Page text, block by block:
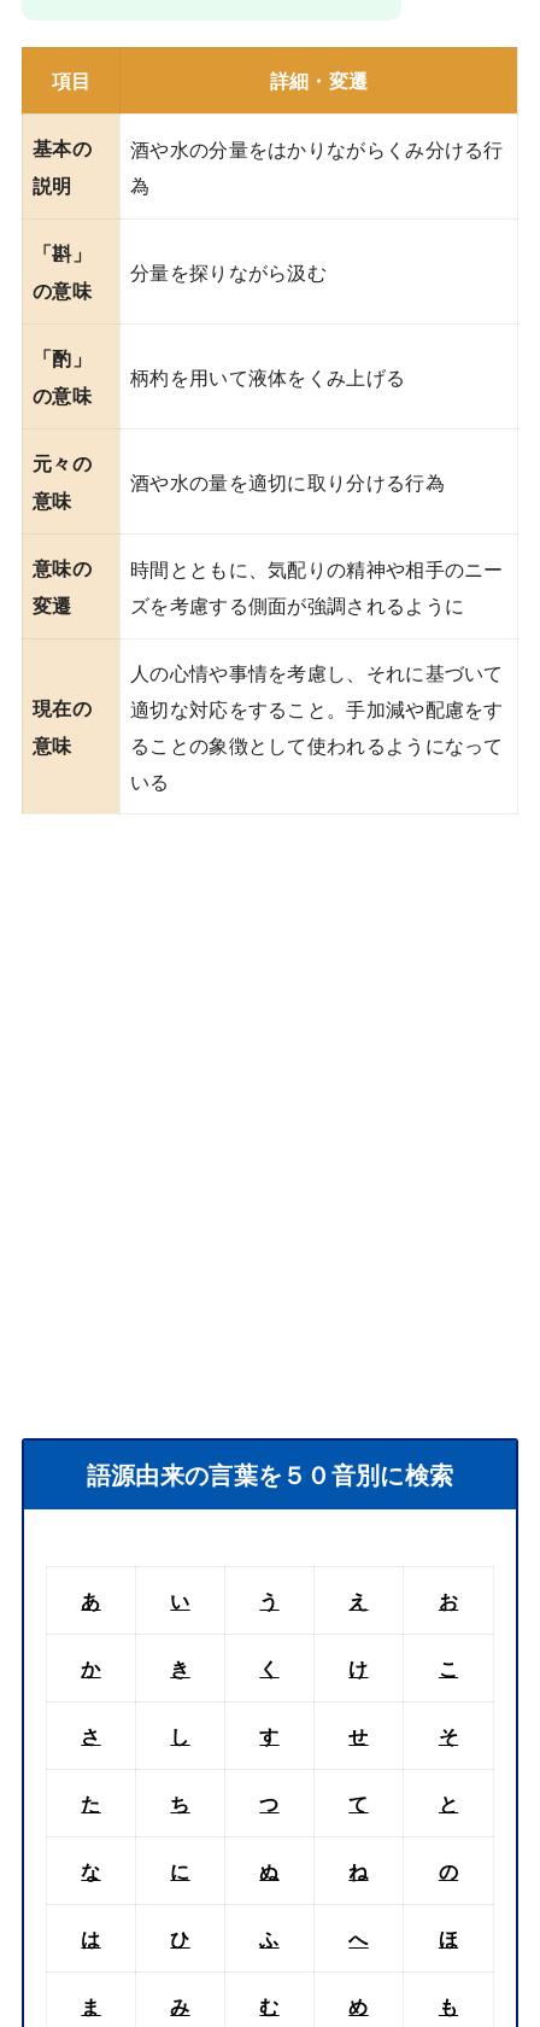
項目 詳細・変遷
基本の
説明
酒や水の分量をはかりながらくみ分ける行
為
「斟」
の意味
分量を探りながら汲む
「酌」
の意味
柄杓を用いて液体をくみ上げる
元々の
意味
酒や水の量を適切に取り分ける行為
意味の
変遷
時間とともに、気配りの精神や相手のニー
ズを考慮する側面が強調されるように
現在の
意味
人の心情や事情を考慮し、それに基づいて
適切な対応をすること。手加減や配慮をす
ることの象徴として使われるようになって
いる
語源由来の言葉を５０音別に検索
あ い う え お
か き く け こ
さ し す せ そ
た ち つ て と
な に ぬ ね の
は ひ ふ へ ほ
ま み む め も